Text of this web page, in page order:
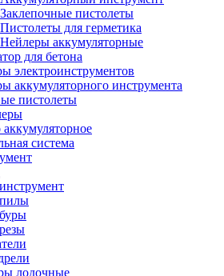
Заклепочные пистолеты
Пистолеты для герметика
Нейлеры аккумуляторные
для бетона
электроинструментов
аккумуляторного инструмента
пистолеты
аккумуляторное
система
лодочные